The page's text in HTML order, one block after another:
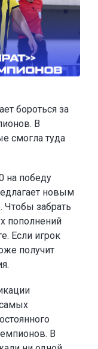
бороться за
В
смогла туда
на победу
новым
. Чтобы забрать
пополнений
Если игрок
получит
В